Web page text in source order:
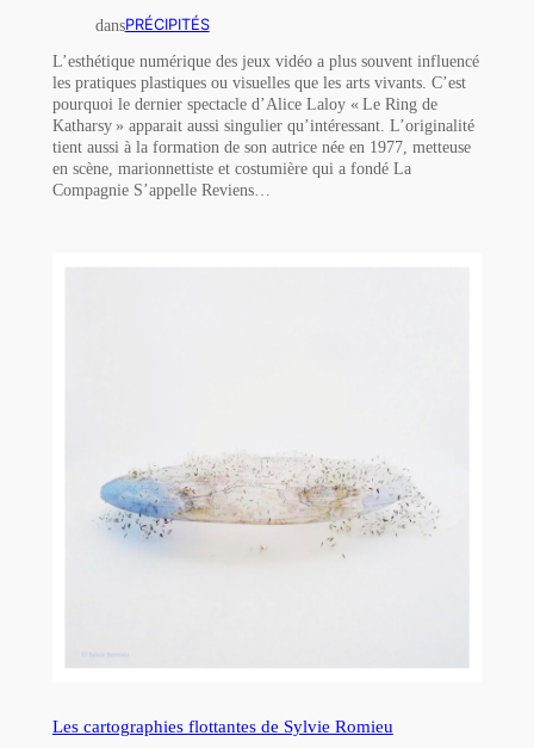
dansPRÉCIPITÉS
L’esthétique numérique des jeux vidéo a plus souvent influencé
les pratiques plastiques ou visuelles que les arts vivants. C’est
pourquoi le dernier spectacle d’Alice Laloy « Le Ring de
Katharsy » apparait aussi singulier qu’intéressant. L’originalité
tient aussi à la formation de son autrice née en 1977, metteuse
en scène, marionnettiste et costumière qui a fondé La
Compagnie S’appelle Reviens…
Les cartographies flottantes de Sylvie Romieu